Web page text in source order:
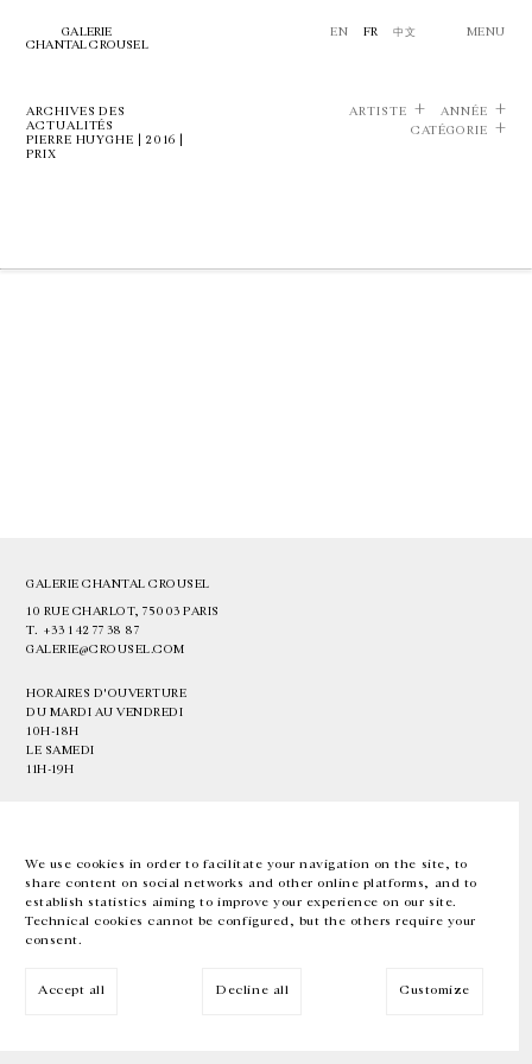
We use cookies in order to facilitate your navigation on the site, to
share content on social networks and other online platforms, and to
establish statistics aiming to improve your experience on our site.
Technical cookies cannot be configured, but the others require your
consent.
Accept all Decline all Customize
GALERIE
CHANTAL CROUSEL
EN FR 中文 MENU
ARCHIVES DES
ACTUALITÉS
PIERRE HUYGHE | 2016 |
PRIX
ARTISTE
ANNÉE
CATÉGORIE
GALERIE CHANTAL CROUSEL
10 RUE CHARLOT, 75003 PARIS
T. +33 1 42 77 38 87
GALERIE@CROUSEL.COM
HORAIRES D'OUVERTURE
DU MARDI AU VENDREDI
10H-18H
LE SAMEDI
11H-19H
EN FR 中文 Facebook Instagram
Inscrivez-vous à notre newsletter